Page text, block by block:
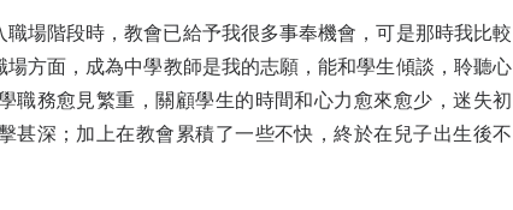
場階段時，教會已給予我很多事奉機會，可是那時我比較
場方面，成為中學教師是我的志願，能和學生傾談，聆聽心
職務愈見繁重，關顧學生的時間和心力愈來愈少，迷失初
甚深；加上在教會累積了一些不快，終於在兒子出生後不